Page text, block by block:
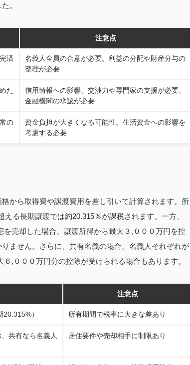
。
注意点
済
名義人全員の合意が必要。利益の分配や財産分与の
整理が必要
た
信用情報への影響、交渉力や専門家の支援が必要、
金融機関の承認が必要
の
資金負担が大きくなる可能性。生活資金への影響を
考慮する必要
から取得費や譲渡費用を差し引いて計算されます。所
る長期譲渡では約20.315％が課税されます。一方、
を売却した場合、譲渡所得から最大３,０００万円を控
ません。さらに、共有名義の場合、名義人それぞれが
,０００万円分の控除が受けられる場合もあります。
注意点
） 所有期間で税率に大きな差あり
共有なら名義人
居住要件や売却相手に制限あり